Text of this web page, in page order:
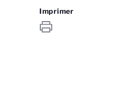
Imprimer